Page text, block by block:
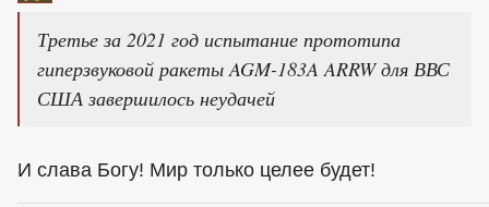
Третье за 2021 год испытание прототипа
гиперзвуковой ракеты AGM-183A ARRW для ВВС
США завершилось неудачей
И слава Богу! Мир только целее будет!